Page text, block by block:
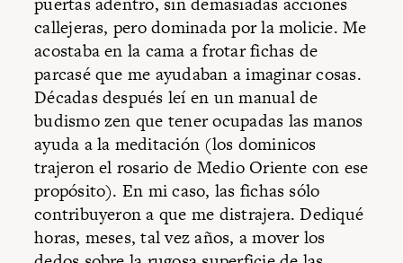
callejeras, pero dominada por la molicie. Me
acostaba en la cama a frotar fichas de
parcasé que me ayudaban a imaginar cosas.
Décadas después leí en un manual de
budismo zen que tener ocupadas las manos
ayuda a la meditación (los dominicos
trajeron el rosario de Medio Oriente con ese
propósito). En mi caso, las fichas sólo
contribuyeron a que me distrajera. Dediqué
horas, meses, tal vez años, a mover los